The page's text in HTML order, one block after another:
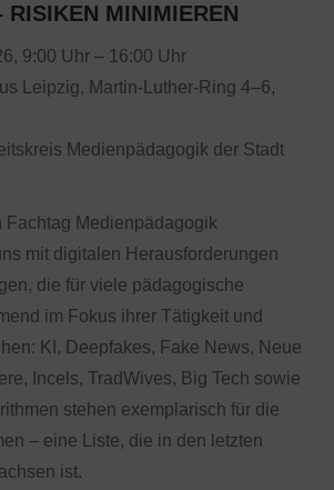
RISIKEN MINIMIEREN
9:00 Uhr – 16:00 Uhr
Leipzig, Martin-Luther-Ring 4–6,
Medienpädagogik der Stadt
Fachtag Medienpädagogik
mit digitalen Herausforderungen
die für viele pädagogische
im Fokus ihrer Tätigkeit und
KI, Deepfakes, Fake News, Neue
Incels, TradWives, Big Tech sowie
stehen exemplarisch für die
– eine Liste, die in den letzten
ist.